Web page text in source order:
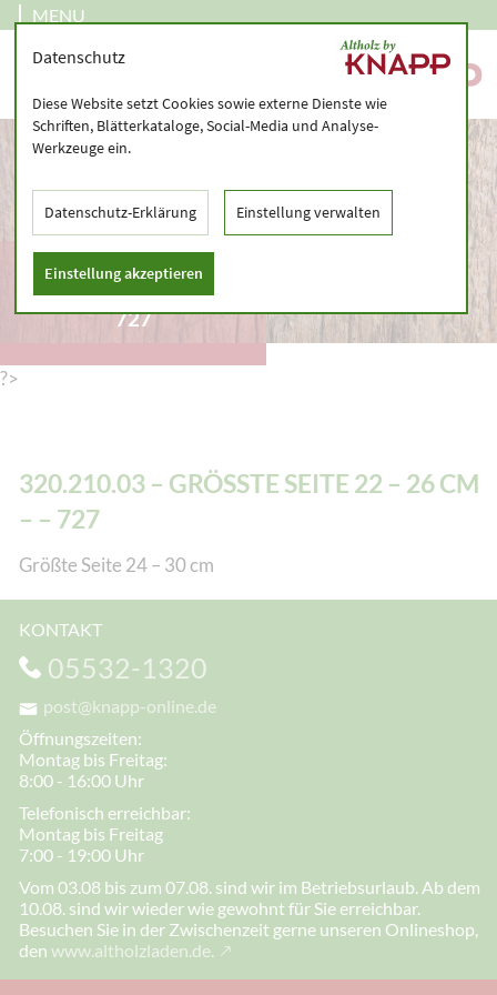
MENU
320.210.03 – GRÖSSTE S
EITE 22 – 26 CM – – 7
27
?>
320.210.03 – GRÖSSTE SEITE 22 – 26 CM –
– 727
Größte Seite 24 – 30 cm
KONTAKT
05532-1320
post@knapp-online.de
Öffnungszeiten:
Montag bis Freitag:
8:00 - 16:00 Uhr
Telefonisch erreichbar:
Montag bis Freitag
7:00 - 19:00 Uhr
Vom 03.08 bis zum 07.08. sind wir im Betriebsurlaub. Ab dem
10.08. sind wir wieder wie gewohnt für Sie erreichbar.
Besuchen Sie in der Zwischenzeit gerne unseren Onlineshop,
den www.altholzladen.de.
Datenschutz
Diese Website setzt Cookies sowie externe Dienste wie
Schriften, Blätterkataloge, Social-Media und Analyse-
Werkzeuge ein.
Datenschutz-Erklärung Einstellung verwalten
Einstellung akzeptieren